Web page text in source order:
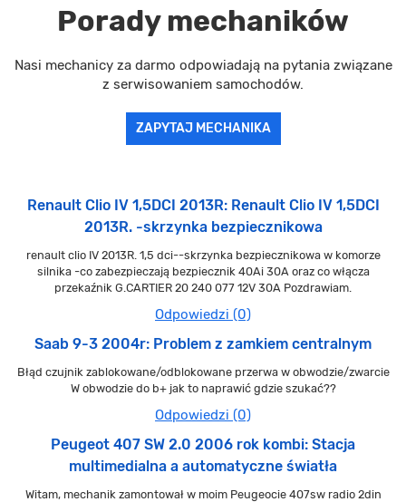
Porady mechaników
Nasi mechanicy za darmo odpowiadają na pytania związane
z serwisowaniem samochodów.
ZAPYTAJ MECHANIKA
Renault Clio IV 1,5DCI 2013R: Renault Clio IV 1,5DCI
2013R. -skrzynka bezpiecznikowa
renault clio IV 2013R. 1,5 dci--skrzynka bezpiecznikowa w komorze
silnika -co zabezpieczają bezpiecznik 40Ai 30A oraz co włącza
przekaźnik G.CARTIER 20 240 077 12V 30A Pozdrawiam.
Odpowiedzi (0)
Saab 9-3 2004r: Problem z zamkiem centralnym
Błąd czujnik zablokowane/odblokowane przerwa w obwodzie/zwarcie
W obwodzie do b+ jak to naprawić gdzie szukać??
Odpowiedzi (0)
Peugeot 407 SW 2.0 2006 rok kombi: Stacja
multimedialna a automatyczne światła
Witam, mechanik zamontował w moim Peugeocie 407sw radio 2din